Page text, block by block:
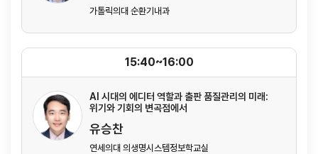
가톨릭의대 순환기내과
AI 시대의 에디터 역할과 출판 품질관리의 미래:
위기와 기회의 변곡점에서
유승찬
연세의대 의생명시스템정보학교실
15:40~16:00